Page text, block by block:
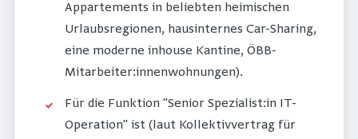
Appartements in beliebten heimischen
Urlaubsregionen, hausinternes Car-Sharing,
eine moderne inhouse Kantine, ÖBB-
Mitarbeiter:innenwohnungen).
Für die Funktion "Senior Spezialist:in IT-
Operation" ist (laut Kollektivvertrag für